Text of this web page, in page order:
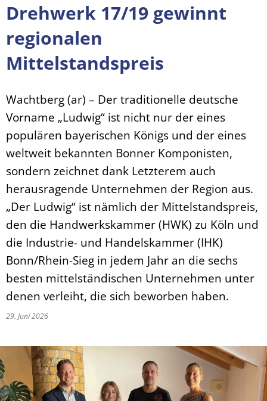
Drehwerk 17/19 gewinnt
regionalen
Mittelstandspreis
Wachtberg (ar) – Der traditionelle deutsche
Vorname „Ludwig“ ist nicht nur der eines
populären bayerischen Königs und der eines
weltweit bekannten Bonner Komponisten,
sondern zeichnet dank Letzterem auch
herausragende Unternehmen der Region aus.
„Der Ludwig“ ist nämlich der Mittelstandspreis,
den die Handwerkskammer (HWK) zu Köln und
die Industrie- und Handelskammer (IHK)
Bonn/Rhein-Sieg in jedem Jahr an die sechs
besten mittelständischen Unternehmen unter
denen verleiht, die sich beworben haben.
29. Juni 2026